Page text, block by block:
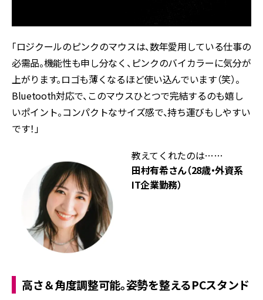
「ロジクールのピンクのマウスは、数年愛用している仕事の
必需品。機能性も申し分なく、ピンクのバイカラーに気分が
上がります。ロゴも薄くなるほど使い込んでいます（笑）。
Bluetooth対応で、このマウスひとつで完結するのも嬉し
いポイント。コンパクトなサイズ感で、持ち運びもしやすい
です！」
教えてくれたのは……
田村有希さん（28歳・外資系
IT企業勤務）
高さ＆角度調整可能。姿勢を整えるPCスタンド